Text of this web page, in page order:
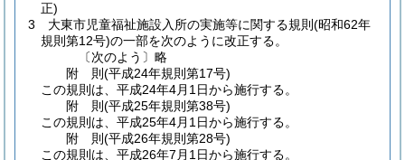
正)
3
大東市児童福祉施設入所の実施等に関する規則 (昭和62年
規則第12号)の一部を次のように改正する。
〔次のよう〕略
附 則(平成24年規則第17号)
この規則は、平成24年4月1日から施行する。
附 則(平成25年規則第38号)
この規則は、平成25年4月1日から施行する。
附 則(平成26年規則第28号)
この規則は、平成26年7月1日から施行する。